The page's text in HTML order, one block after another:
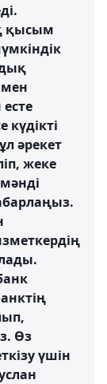
қысым
күдікті
әрекет
жеке
Өз
үшін